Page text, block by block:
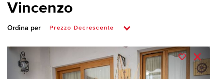
Vincenzo
Ordina per